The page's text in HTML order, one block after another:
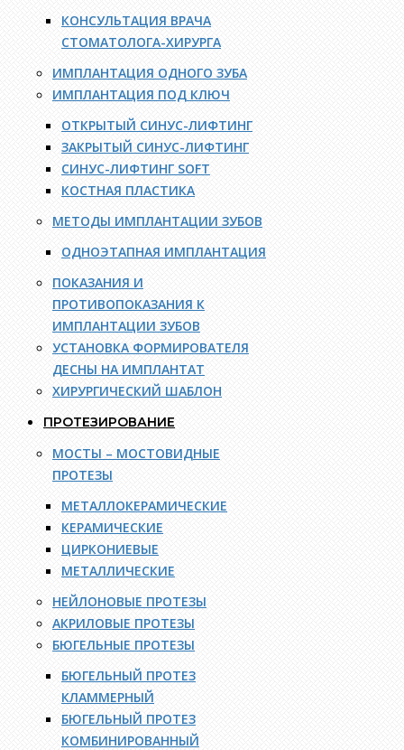
КОНСУЛЬТАЦИЯ ВРАЧА
СТОМАТОЛОГА-ХИРУРГА
ИМПЛАНТАЦИЯ ОДНОГО ЗУБА
ИМПЛАНТАЦИЯ ПОД КЛЮЧ
ОТКРЫТЫЙ СИНУС-ЛИФТИНГ
ЗАКРЫТЫЙ СИНУС-ЛИФТИНГ
СИНУС-ЛИФТИНГ SOFT
КОСТНАЯ ПЛАСТИКА
МЕТОДЫ ИМПЛАНТАЦИИ ЗУБОВ
ОДНОЭТАПНАЯ ИМПЛАНТАЦИЯ
ПОКАЗАНИЯ И
ПРОТИВОПОКАЗАНИЯ К
ИМПЛАНТАЦИИ ЗУБОВ
УСТАНОВКА ФОРМИРОВАТЕЛЯ
ДЕСНЫ НА ИМПЛАНТАТ
ХИРУРГИЧЕСКИЙ ШАБЛОН
ПРОТЕЗИРОВАНИЕ
МОСТЫ – МОСТОВИДНЫЕ
ПРОТЕЗЫ
МЕТАЛЛОКЕРАМИЧЕСКИЕ
КЕРАМИЧЕСКИЕ
ЦИРКОНИЕВЫЕ
МЕТАЛЛИЧЕСКИЕ
НЕЙЛОНОВЫЕ ПРОТЕЗЫ
АКРИЛОВЫЕ ПРОТЕЗЫ
БЮГЕЛЬНЫЕ ПРОТЕЗЫ
БЮГЕЛЬНЫЙ ПРОТЕЗ
КЛАММЕРНЫЙ
БЮГЕЛЬНЫЙ ПРОТЕЗ
КОМБИНИРОВАННЫЙ